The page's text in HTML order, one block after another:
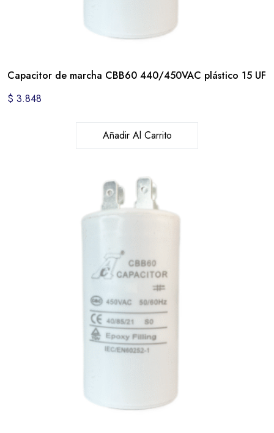
Capacitor de marcha CBB60 440/450VAC plástico 15 UF
$ 3.848
Añadir Al Carrito